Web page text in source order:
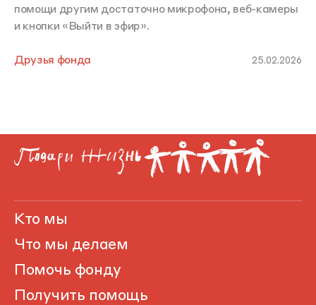
помощи другим достаточно микрофона, веб-камеры
и кнопки «Выйти в эфир».
Друзья фонда 25.02.2026
Кто мы
Что мы делаем
Помочь фонду
Получить помощь